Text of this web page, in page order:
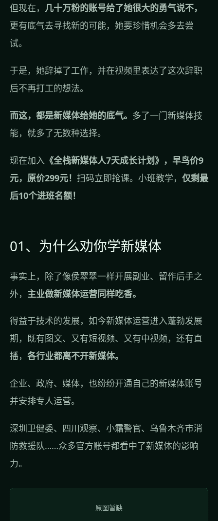
但现在， 几十万粉的账号给了她很大的勇气说不，
更有底气去寻找新的可能，她要珍惜机会多去尝
试。
于是，她辞掉了工作，并在视频里表达了这次辞职
后不再打工的想法。
而这，都是新媒体给她的底气。 多了一门新媒体技
能，就多了无数种选择。
现在加入 《全栈新媒体人7天成长计划》，早鸟价9
元，原价299元！ 扫码立即抢课。小班教学， 仅剩最
后10个进班名额！
01、为什么劝你学新媒体
事实上，除了像侯翠翠一样开展副业、留作后手之
外， 主业做新媒体运营同样吃香。
得益于技术的发展，如今新媒体运营进入蓬勃发展
期，既有图文、又有短视频、又有中视频，还有直
播， 各行业都离不开新媒体。
企业、政府、媒体，也纷纷开通自己的新媒体账号
并安排专人运营。
深圳卫健委、四川观察、小霜警官、乌鲁木齐市消
防救援队……众多官方账号都看中了新媒体的影响
力。
原图暂缺